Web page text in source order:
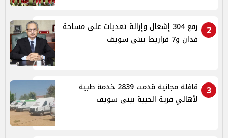
2
رفع 304 إشغال وإزالة تعديات على مساحة
فدان و7 قراريط ببنى سويف
3
قافلة مجانية قدمت 2839 خدمة طبية
لأهالي قرية الحيبة ببنى سويف